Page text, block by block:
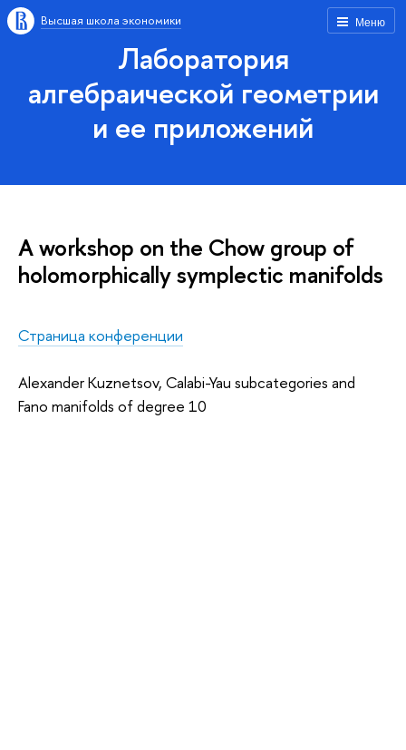
Меню
Высшая школа экономики
Лаборатория
алгебраической геометрии
и ее приложений
A workshop on the Chow group of
holomorphically symplectic manifolds
Страница конференции
Alexander Kuznetsov, Calabi-Yau subcategories and
Fano manifolds of degree 10